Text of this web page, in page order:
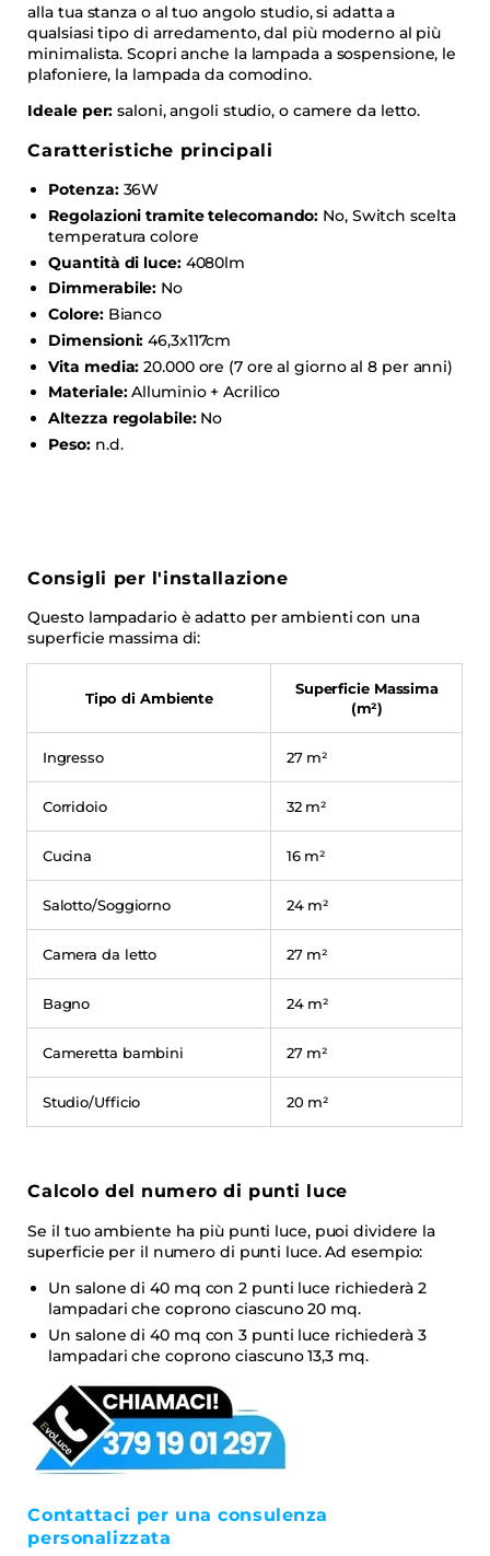
alla tua stanza o al tuo angolo studio, si adatta a
qualsiasi tipo di arredamento, dal più moderno al più
minimalista. Scopri anche la lampada a sospensione, le
plafoniere, la lampada da comodino.
Ideale per: saloni, angoli studio, o camere da letto.
Caratteristiche principali
Potenza:36W
Regolazioni tramite telecomando: No, Switch scelta
temperatura colore
Quantità di luce:4080lm
Dimmerabile: No
Colore:Bianco
Dimensioni:46,3x117cm
Vita media: 20.000 ore (7 ore al giorno al 8 per anni)
Materiale:Alluminio + Acrilico
Altezza regolabile:No
Peso:n.d.
Consigli per l'installazione
Questo lampadario è adatto per ambienti con una
superficie massima di:
Tipo di Ambiente
Superficie Massima
(m²)
Ingresso 27 m²
Corridoio 32 m²
Cucina 16 m²
Salotto/Soggiorno 24 m²
Camera da letto 27 m²
Bagno 24 m²
Cameretta bambini 27 m²
Studio/Ufficio 20 m²
Calcolo del numero di punti luce
Se il tuo ambiente ha più punti luce, puoi dividere la
superficie per il numero di punti luce. Ad esempio:
Un salone di 40 mq con 2 punti luce richiederà 2
lampadari che coprono ciascuno 20 mq.
Un salone di 40 mq con 3 punti luce richiederà 3
lampadari che coprono ciascuno 13,3 mq.
Contattaci per una consulenza
personalizzata